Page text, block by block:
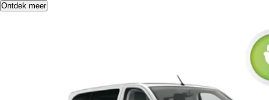
Ontdek meer